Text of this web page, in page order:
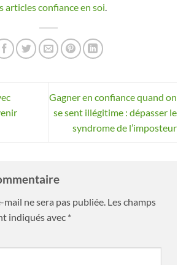
articles confiance en soi
Gagner en confiance quand on
se sent illégitime : dépasser le
syndrome de l’imposteur
mail ne sera pas publiée. Les champs
indiqués avec *